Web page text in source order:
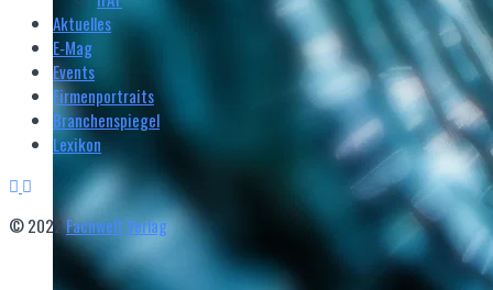
Aktuelles
E‑Mag
Events
Firmenportraits
Branchenspiegel
Lexikon
© 2022Fachwelt Verlag